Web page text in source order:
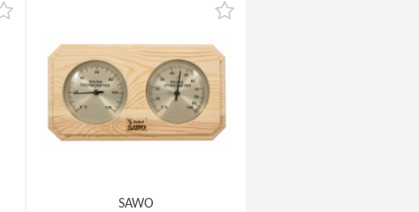
SAWO